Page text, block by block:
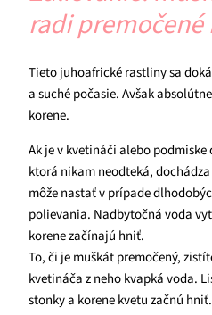
radi premočené
Tieto juhoafrické rastliny sa
a suché počasie. Avšak
korene.
Ak je v kvetináči alebo
ktorá nikam neodteká,
môže nastať v prípade
polievania. Nadbytočná voda
korene začínajú hniť.
To, či je muškát premočený,
kvetináča z neho kvapká voda.
stonky a korene kvetu začnú